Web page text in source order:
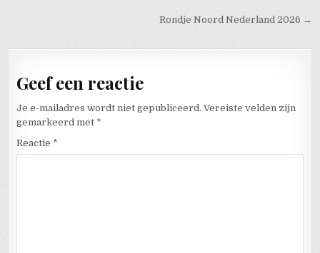
Bericht navigatieRondje Noord Nederland 2026 →
Geef een reactie
Je e-mailadres wordt niet gepubliceerd. Vereiste velden zijn
gemarkeerd met *
Reactie *